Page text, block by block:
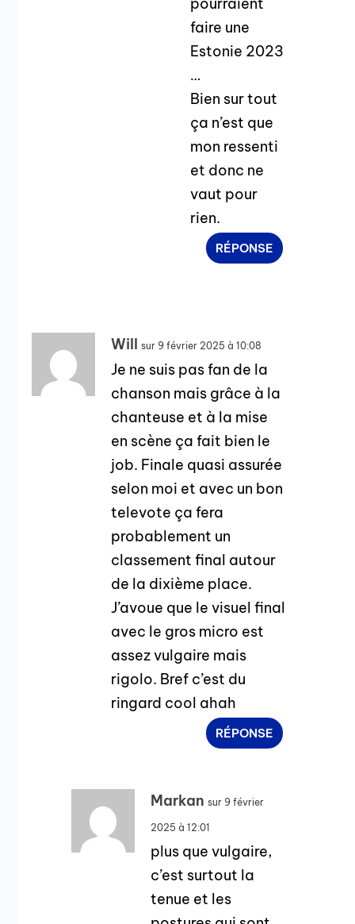
faire une
Estonie 2023
…
Bien sur tout
ça n’est que
mon ressenti
et donc ne
vaut pour
rien.
RÉPONSE
Will sur 9 février 2025 à 10:08
Je ne suis pas fan de la
chanson mais grâce à la
chanteuse et à la mise
en scène ça fait bien le
job. Finale quasi assurée
selon moi et avec un bon
televote ça fera
probablement un
classement final autour
de la dixième place.
J’avoue que le visuel final
avec le gros micro est
assez vulgaire mais
rigolo. Bref c’est du
ringard cool ahah
RÉPONSE
Markan sur 9 février
2025 à 12:01
plus que vulgaire,
c’est surtout la
tenue et les